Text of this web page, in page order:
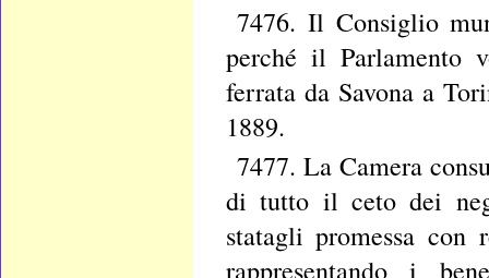
7476. Il Consiglio
perché il Parlamento
ferrata da Savona a
1889.
7477. La Camera
di tutto il ceto dei
statagli promessa con
rappresentando i